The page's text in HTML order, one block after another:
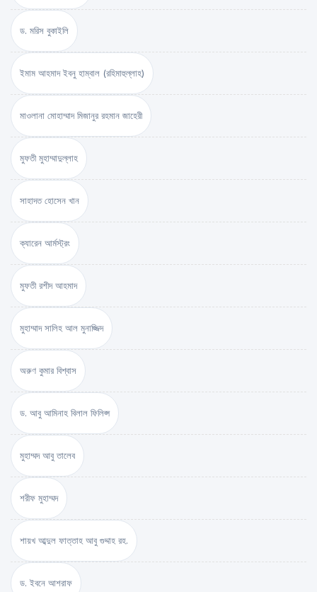
ড. মরিস বুকাইলি
ইমাম আহমাদ ইবনু হাম্বাল (রহিমাহুল্লাহ)
মাওলানা মোহাম্মাদ মিজানুর রহমান জাহেরী
মুফতী মুহাম্মাদুল্লাহ
সাহাদত হোসেন খান
ক্যারেন আর্মস্ট্রং
মুফতী রশীদ আহমাদ
মুহাম্মাদ সালিহ আল মুনাজ্জিদ
অরুণ কুমার বিশ্বাস
ড. আবু আমিনাহ বিলাল ফিলিপ্স
মুহাম্মদ আবু তালেব
শরীফ মুহাম্মদ
শায়খ আব্দুল ফাত্তাহ আবু গুদ্দাহ রহ.
ড. ইবনে আশরাফ